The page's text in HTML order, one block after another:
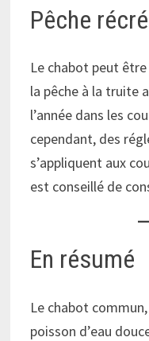
Pêche
Le chabot peut
la pêche à la truite
l’année dans les
cependant, des
s’appliquent aux
est conseillé de
En résumé
Le chabot
poisson d’eau